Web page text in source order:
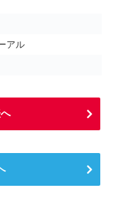
アル